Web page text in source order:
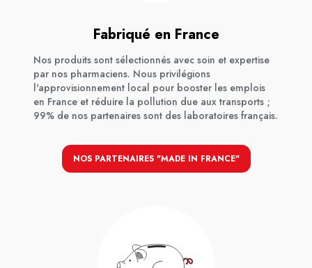
Fabriqué en France
Nos produits sont sélectionnés avec soin et expertise
par nos pharmaciens. Nous privilégions
l'approvisionnement local pour booster les emplois
en France et réduire la pollution due aux transports ;
99% de nos partenaires sont des laboratoires français.
NOS PARTENAIRES "MADE IN FRANCE"